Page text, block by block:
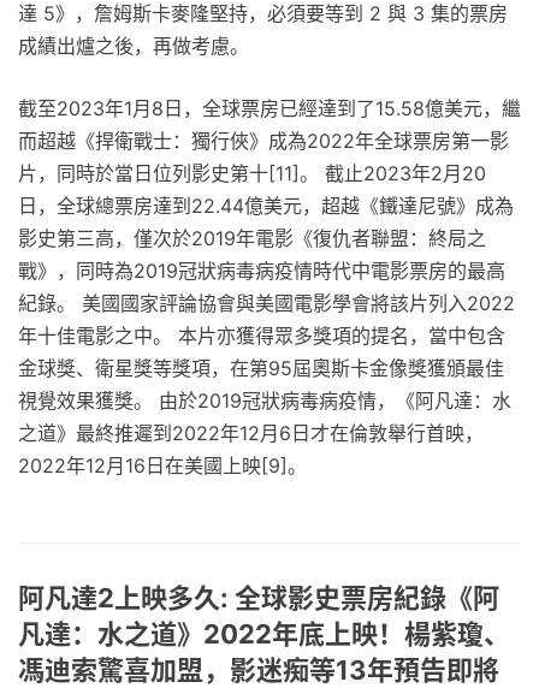
達 5》，詹姆斯卡麥隆堅持，必須要等到 2 與 3 集的票房
成績出爐之後，再做考慮。
截至2023年1月8日，全球票房已經達到了15.58億美元，繼
而超越《捍衛戰士：獨行俠》成為2022年全球票房第一影
片，同時於當日位列影史第十[11]。 截止2023年2月20
日，全球總票房達到22.44億美元，超越《鐵達尼號》成為
影史第三高，僅次於2019年電影《復仇者聯盟：終局之
戰》，同時為2019冠狀病毒病疫情時代中電影票房的最高
紀錄。 美國國家評論協會與美國電影學會將該片列入2022
年十佳電影之中。 本片亦獲得眾多獎項的提名，當中包含
金球獎、衛星獎等獎項，在第95屆奧斯卡金像獎獲頒最佳
視覺效果獲獎。 由於2019冠狀病毒病疫情，《阿凡達：水
之道》最終推遲到2022年12月6日才在倫敦舉行首映，
2022年12月16日在美國上映[9]。
阿凡達2上映多久: 全球影史票房紀錄《阿
凡達：水之道》2022年底上映！楊紫瓊、
馮迪索驚喜加盟，影迷痴等13年預告即將